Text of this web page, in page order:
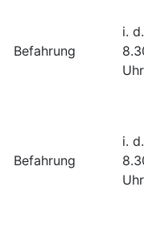
Befahrung
i.
Uhr
Befahrung
i.
Uhr